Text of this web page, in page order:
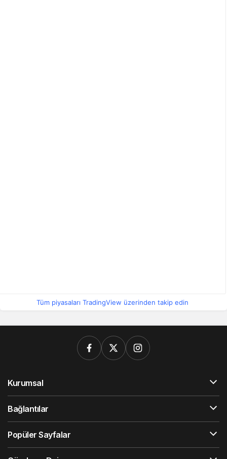
Tüm piyasaları TradingView üzerinden takip edin
Kurumsal
Bağlantılar
Popüler Sayfalar